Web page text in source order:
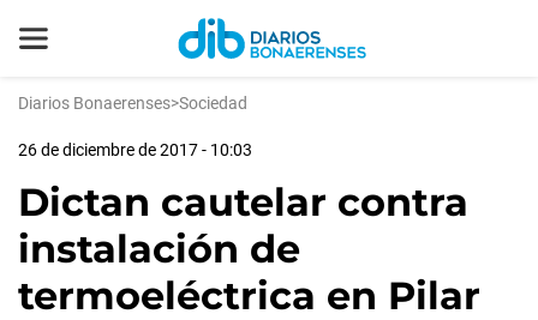
Diarios Bonaerenses>Sociedad
26 de diciembre de 2017 - 10:03
Dictan cautelar contra
instalación de
termoeléctrica en Pilar